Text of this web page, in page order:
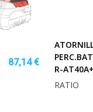
87,14 €
R-
RATIO